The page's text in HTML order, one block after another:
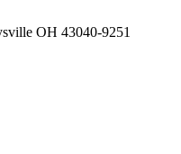
OH 43040-9251